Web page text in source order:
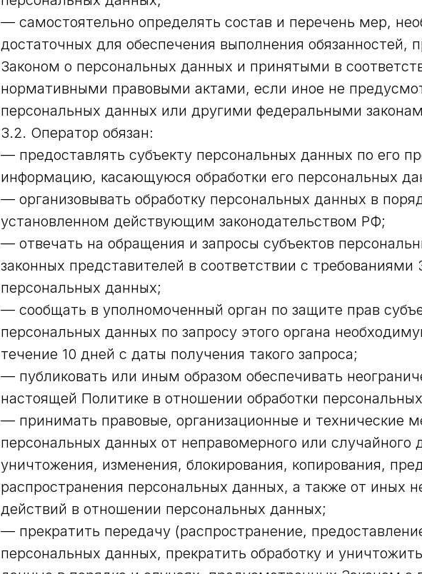
— самостоятельно определять состав и перечень мер,
достаточных для обеспечения выполнения обязанностей,
Законом о персональных данных и принятыми в
нормативными правовыми актами, если иное не
персональных данных или другими федеральными
3.2. Оператор обязан:
— предоставлять субъекту персональных данных по его
информацию, касающуюся обработки его персональных
— организовывать обработку персональных данных в
установленном действующим законодательством РФ;
— отвечать на обращения и запросы субъектов
законных представителей в соответствии с требованиями
персональных данных;
— сообщать в уполномоченный орган по защите прав
персональных данных по запросу этого органа
течение 10 дней с даты получения такого запроса;
— публиковать или иным образом обеспечивать
настоящей Политике в отношении обработки
— принимать правовые, организационные и технические
персональных данных от неправомерного или случайного
уничтожения, изменения, блокирования, копирования,
распространения персональных данных, а также от иных
действий в отношении персональных данных;
— прекратить передачу (распространение,
персональных данных, прекратить обработку и